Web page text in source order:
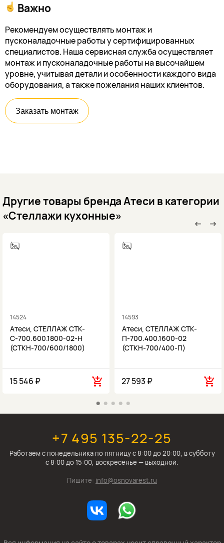
Важно
Рекомендуем осуществлять монтаж и
пусконаладочные работы у сертифицированных
специалистов. Наша сервисная служба осуществляет
монтаж и пусконаладочные работы на высочайшем
уровне, учитывая детали и особенности каждого вида
оборудования, а также пожелания наших клиентов.
Заказать монтаж
Другие товары бренда Атеси в категории
«Стеллажи кухонные»
←
14524
Атеси, СТЕЛЛАЖ СТК-
С-700.600.1800-02-Н
(СТКН-700/600/1800)
15 546 ₽
14593
Атеси, СТЕЛЛАЖ СТК-
П-700.400.1600-02
(СТКН-700/400-П)
27 593 ₽
→
+7 495 135-22-25
Работаем c понедельника по пятницу с 8:00 до 20:00, в субботу
с 8:00 до 15:00, воскресенье — выходной.
Пишите: info@osnovarest.ru